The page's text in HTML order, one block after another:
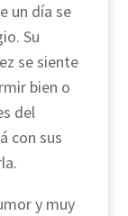
un día se
Su
se siente
bien o
del
con sus
y muy